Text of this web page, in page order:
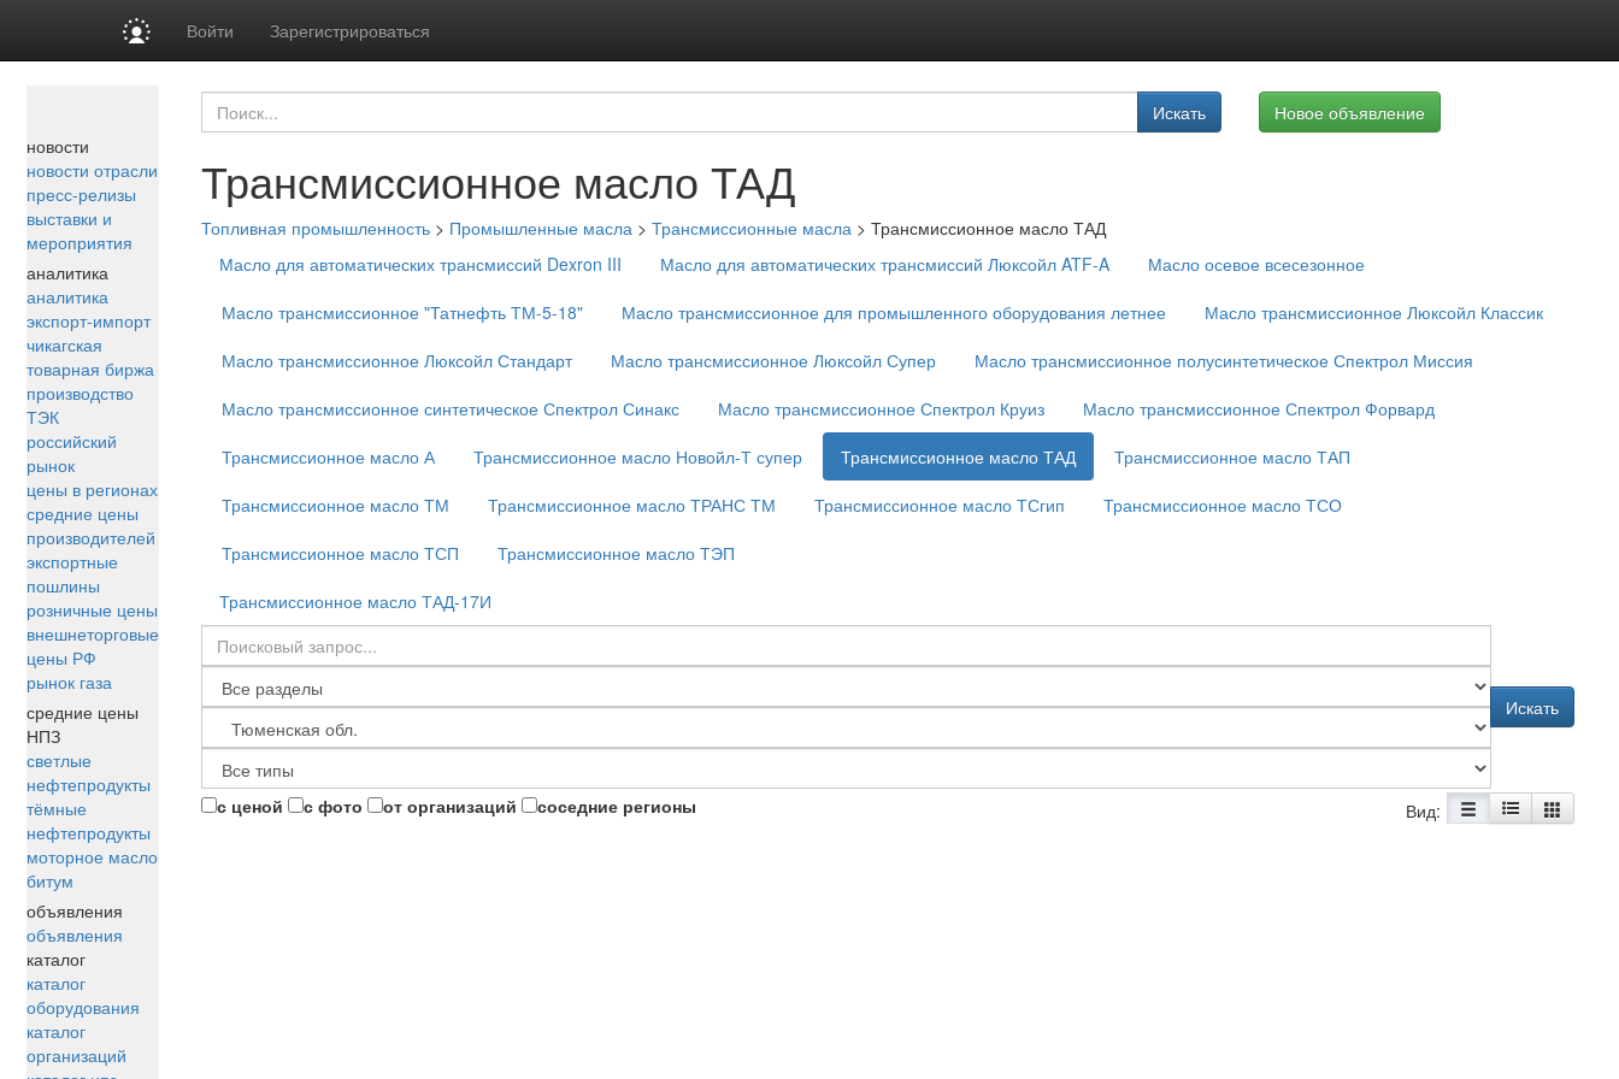
Войти Зарегистрироваться
новости
новости отрасли
пресс-релизы
выставки и
мероприятия
аналитика
аналитика
экспорт-импорт
чикагская
товарная биржа
производство
ТЭК
российский
рынок
цены в регионах
средние цены
производителей
экспортные
пошлины
розничные цены
внешнеторговые
цены РФ
рынок газа
средние цены
НПЗ
светлые
нефтепродукты
тёмные
нефтепродукты
моторное масло
битум
объявления
объявления
каталог
каталог
оборудования
каталог
организаций
Искать Новое объявление
Трансмиссионное масло ТАД
Топливная промышленность > Промышленные масла > Трансмиссионные масла > Трансмиссионное масло ТАД
Масло для автоматических трансмиссий Dexron III
Масло для автоматических трансмиссий Люксойл ATF-A
Масло осевое всесезонное
Масло трансмиссионное "Татнефть ТМ-5-18"
Масло трансмиссионное для промышленного оборудования летнее
Масло трансмиссионное Люксойл Классик
Масло трансмиссионное Люксойл Стандарт
Масло трансмиссионное Люксойл Супер
Масло трансмиссионное полусинтетическое Спектрол Миссия
Масло трансмиссионное синтетическое Спектрол Синакс
Масло трансмиссионное Спектрол Круиз
Масло трансмиссионное Спектрол Форвард
Трансмиссионное масло А
Трансмиссионное масло Новойл-Т супер Трансмиссионное масло ТАД
Трансмиссионное масло ТАП
Трансмиссионное масло ТМ
Трансмиссионное масло ТРАНС ТМ Трансмиссионное масло ТСгип
Трансмиссионное масло ТСО
Трансмиссионное масло ТСП
Трансмиссионное масло ТЭП
Трансмиссионное масло ТАД-17И
Искать
с ценой с фото от организаций соседние регионы Вид: